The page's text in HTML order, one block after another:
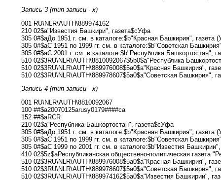
Запись 3 (тип записи - x)
001 RU\NLR\AUTH\889974162
210 02$a"Известия Башкири", газета$cУфа
305 0#$aДо 1951 г. см. в каталоге:$b"Красная Башкирия", газета
305 0#$aС 1951 по 1999 гг. см. в каталоге:$b"Советская
305 0#$aС 2001 г. см. в каталоге:$b"Республика Башкортостан",
510 02$3RU\NLR\AUTH\8810092067$5b0$a"Республика
510 02$3RU\NLR\AUTH\889976008$5a0$a"Красная Башкирия",
510 02$3RU\NLR\AUTH\889978607$5a0$a"Советская Башкирия",
Запись 4 (тип записи - x)
001 RU\NLR\AUTH\8810092067
100 ##$a20070125arusy0179####ca
152 ##$aRCR
210 02$a"Республика Башкортостан", газета$cУфа
305 0#$aДо 1951 г. см. в каталоге:$b"Красная Башкирия", газета
305 0#$aС 1951 по 1999 гг. см. в каталоге:$b"Советская
305 0#$aС 1999 по 2001 гг. см. в каталоге:$b"Известия
410 02$5z$aРеспубликанская обществено-политическая газета
510 02$3RU\NLR\AUTH\889976008$5a0$a"Красная Башкирия",
510 02$3RU\NLR\AUTH\889978607$5a0$a"Советская Башкирия",
510 02$3RU\NLR\AUTH\889974162$5a0$a"Известия Башкирии",